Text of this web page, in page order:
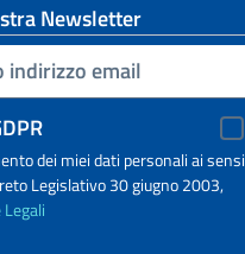
Newsletter
dei miei dati personali ai sensi
Legislativo 30 giugno 2003,